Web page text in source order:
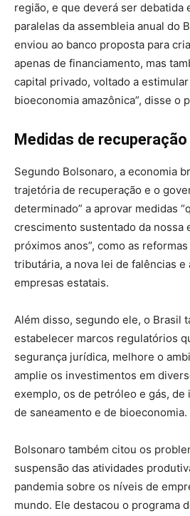
região, e que deverá ser debatida
paralelas da assembleia anual do
enviou ao banco proposta para
apenas de financiamento, mas
capital privado, voltado a
bioeconomia amazônica”, disse o
Medidas de recuperação
Segundo Bolsonaro, a economia
trajetória de recuperação e o
determinado” a aprovar medidas
crescimento sustentado da nossa
próximos anos”, como as
tributária, a nova lei de falências e
empresas estatais.
Além disso, segundo ele, o Brasil
estabelecer marcos regulatórios
segurança jurídica, melhore o
amplie os investimentos em
exemplo, os de petróleo e gás, de
de saneamento e de bioeconomia.
Bolsonaro também citou os
suspensão das atividades
pandemia sobre os níveis de
mundo. Ele destacou o programa